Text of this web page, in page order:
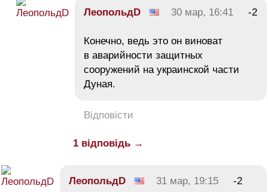
ЛеопольдD 30 мар, 16:41 -2
Конечно, ведь это он виноват
в аварийности защитных
сооружений на украинской части
Дуная.
Відповісти
1 відповідь →
ЛеопольдD 31 мар, 19:15 -2